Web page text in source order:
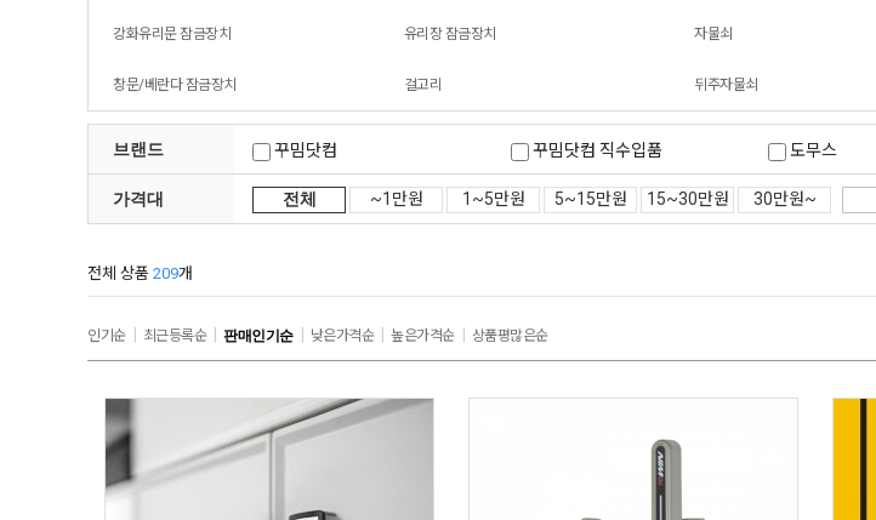
강화유리문 잠금장치 유리장 잠금장치 자물쇠
창문/베란다 잠금장치 걸고리 뒤주자물쇠
브랜드 꾸밈닷컴 꾸밈닷컴 직수입품 도무스
헤펠레
가격대 전체 ~1만원 1~5만원 5~15만원 15~30만원 30만원~
전체 상품 209개
인기순| 최근등록순| 판매인기순| 낮은가격순| 높은가격순| 상품평많은순